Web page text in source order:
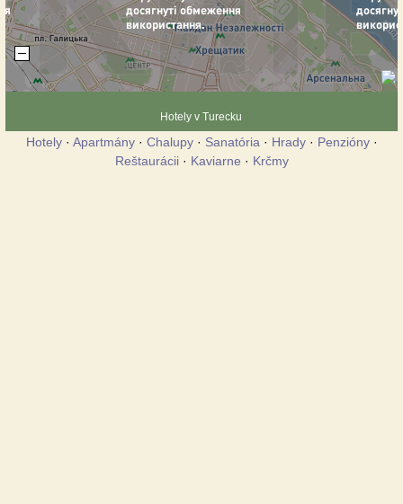
Hotely v Turecku
Hotely· Apartmány· Chalupy· Sanatória · Hrady· Penzióny·
Reštaurácii· Kaviarne · Krčmy